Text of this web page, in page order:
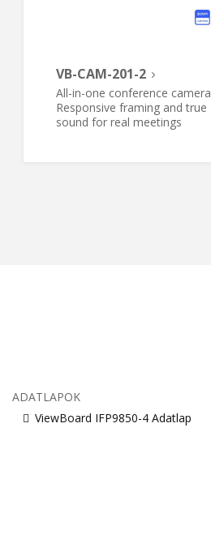
VB-CAM-201-2
All-in-one conference camera
Responsive framing and true
sound for real meetings
ADATLAPOK
ViewBoard IFP9850-4 Adatlap